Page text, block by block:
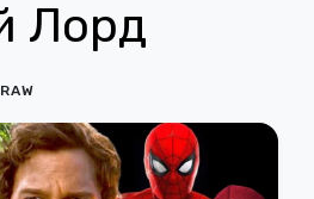
Лорд